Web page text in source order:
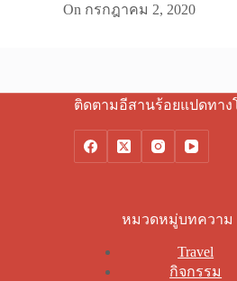
On กรกฎาคม 2, 2020
ติดตามอีสานร้อยแปดทาง
หมวดหมู่บทความ
Travel
กิจกรรม